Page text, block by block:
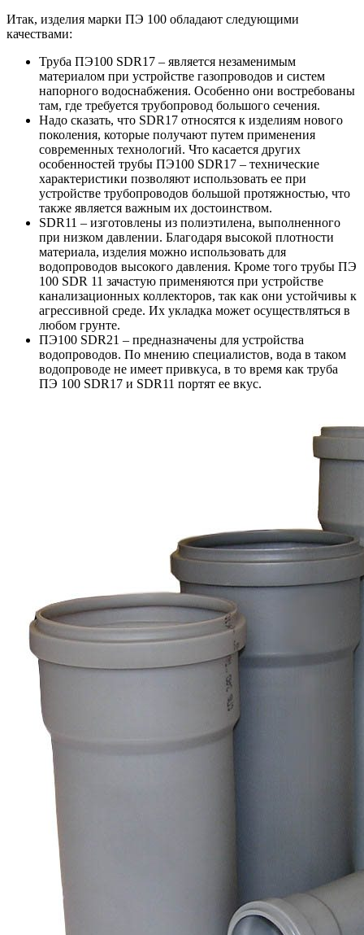
Итак, изделия марки ПЭ 100 обладают следующими
качествами:
Труба ПЭ100 SDR17 – является незаменимым
материалом при устройстве газопроводов и систем
напорного водоснабжения. Особенно они востребованы
там, где требуется трубопровод большого сечения.
Надо сказать, что SDR17 относятся к изделиям нового
поколения, которые получают путем применения
современных технологий. Что касается других
особенностей трубы ПЭ100 SDR17 – технические
характеристики позволяют использовать ее при
устройстве трубопроводов большой протяжностью, что
также является важным их достоинством.
SDR11 – изготовлены из полиэтилена, выполненного
при низком давлении. Благодаря высокой плотности
материала, изделия можно использовать для
водопроводов высокого давления. Кроме того трубы ПЭ
100 SDR 11 зачастую применяются при устройстве
канализационных коллекторов, так как они устойчивы к
агрессивной среде. Их укладка может осуществляться в
любом грунте.
ПЭ100 SDR21 – предназначены для устройства
водопроводов. По мнению специалистов, вода в таком
водопроводе не имеет привкуса, в то время как труба
ПЭ 100 SDR17 и SDR11 портят ее вкус.